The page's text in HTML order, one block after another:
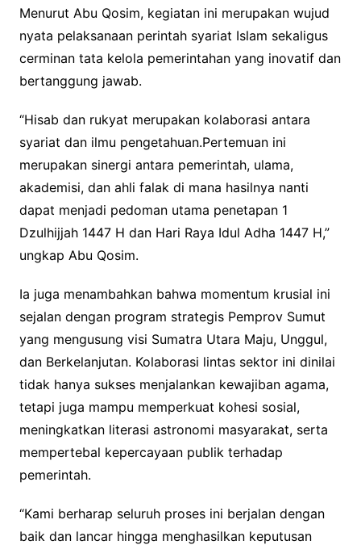
Menurut Abu Qosim, kegiatan ini merupakan wujud
nyata pelaksanaan perintah syariat Islam sekaligus
cerminan tata kelola pemerintahan yang inovatif dan
bertanggung jawab.
“Hisab dan rukyat merupakan kolaborasi antara
syariat dan ilmu pengetahuan.Pertemuan ini
merupakan sinergi antara pemerintah, ulama,
akademisi, dan ahli falak di mana hasilnya nanti
dapat menjadi pedoman utama penetapan 1
Dzulhijjah 1447 H dan Hari Raya Idul Adha 1447 H,”
ungkap Abu Qosim.
Ia juga menambahkan bahwa momentum krusial ini
sejalan dengan program strategis Pemprov Sumut
yang mengusung visi Sumatra Utara Maju, Unggul,
dan Berkelanjutan. Kolaborasi lintas sektor ini dinilai
tidak hanya sukses menjalankan kewajiban agama,
tetapi juga mampu memperkuat kohesi sosial,
meningkatkan literasi astronomi masyarakat, serta
mempertebal kepercayaan publik terhadap
pemerintah.
“Kami berharap seluruh proses ini berjalan dengan
baik dan lancar hingga menghasilkan keputusan